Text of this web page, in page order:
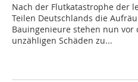
Nach der Flutkatastrophe der
Teilen Deutschlands die
Bauingenieure stehen nun
unzähligen Schäden zu...